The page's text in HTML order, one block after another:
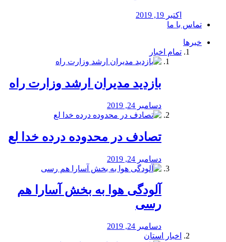
اکتبر 19, 2019
تماس با ما
خبرها
تمام اخبار
بازدید مدیران ارشد وزارت راه
دسامبر 24, 2019
تصادف در محدوده درده خدا لع
دسامبر 24, 2019
آلودگی هوا به بخش آسارا هم
رسی
دسامبر 24, 2019
اخبار استان